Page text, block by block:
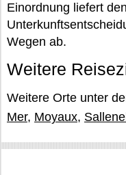
Einordnung liefert
Wegen ab.
Weitere
Weitere Orte unter
Mer, Moyaux,